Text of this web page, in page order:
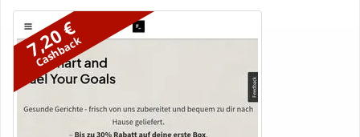
7,20 €
Cashback